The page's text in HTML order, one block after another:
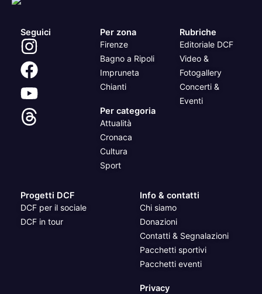
Seguici Per zona
Firenze
Bagno a Ripoli
Impruneta
Chianti
Per categoria
Attualità
Cronaca
Cultura
Sport
Rubriche
Editoriale DCF
Video &
Fotogallery
Concerti &
Eventi
Progetti DCF
DCF per il sociale
DCF in tour
Info & contatti
Chi siamo
Donazioni
Contatti & Segnalazioni
Pacchetti sportivi
Pacchetti eventi
Privacy